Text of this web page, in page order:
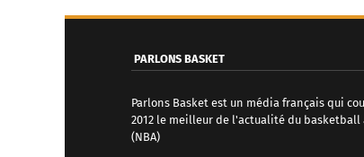
PARLONS BASKET
Parlons Basket est un média français qui
2012 le meilleur de l'actualité du basketball
(NBA)